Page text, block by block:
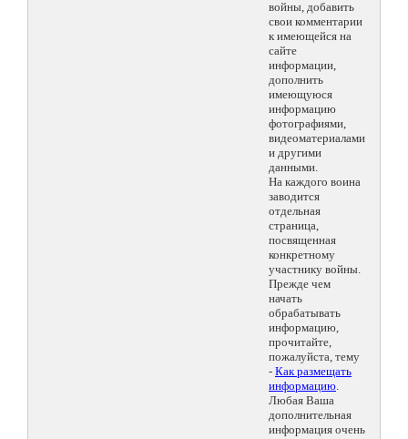
войны, добавить
свои комментарии
к имеющейся на
сайте
информации,
дополнить
имеющуюся
информацию
фотографиями,
видеоматериалами
и другими
данными.
На каждого воина
заводится
отдельная
страница,
посвященная
конкретному
участнику войны.
Прежде чем
начать
обрабатывать
информацию,
прочитайте,
пожалуйста, тему
- Как размещать
информацию.
Любая Ваша
дополнительная
информация очень